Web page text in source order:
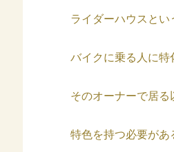
ライダーハウスと
バイクに乗る人に特
そのオーナーで居る
特色を持つ必要があ